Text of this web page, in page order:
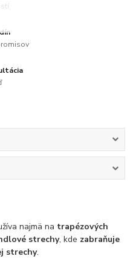
najmä na trapézových
strechy, kde zabraňuje
strechy.